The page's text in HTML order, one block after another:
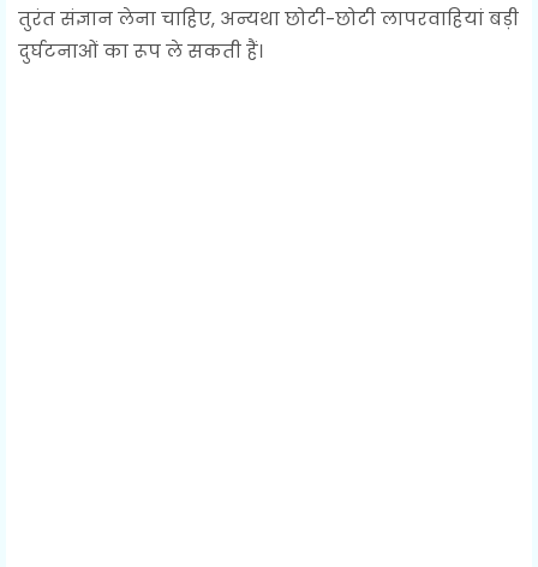
तुरंत संज्ञान लेना चाहिए, अन्यथा छोटी-छोटी लापरवाहियां बड़ी
दुर्घटनाओं का रूप ले सकती हैं।